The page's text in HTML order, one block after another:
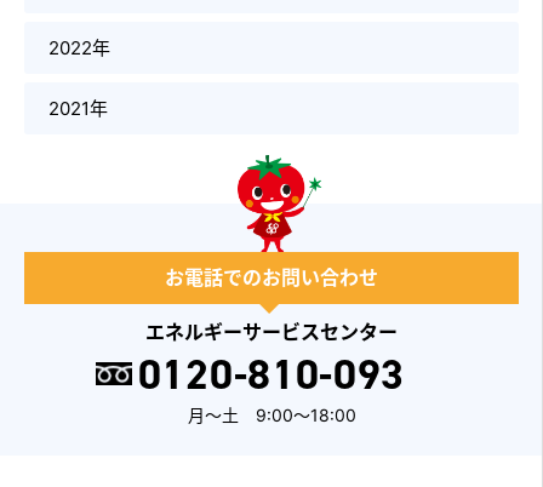
2022年
2021年
お電話でのお問い合わせ
エネルギーサービスセンター
0120-810-093
月～土 9:00～18:00